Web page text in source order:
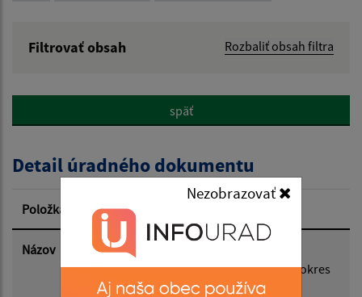
Nezobrazovať
Filtrovať obsah Rozbaliť obsah filtra
Popis:
Dátum zverejnenia od:
Dátum zverejnenia do:
späť
Detail úradného dokumentu
Položka Informácia
Názov
Vyhlásenie času zvýšeného
nebezpečenstva vzniku požiaru pre okres
Trebišov